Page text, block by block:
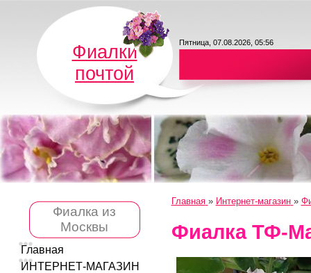
Фиалки
почтой
Пятница, 07.08.2026, 05:56
Фиалка из
Москвы
Главная
ИНТЕРНЕТ-МАГАЗИН
Главная » Интернет-магазин »
Фиалка ТФ-